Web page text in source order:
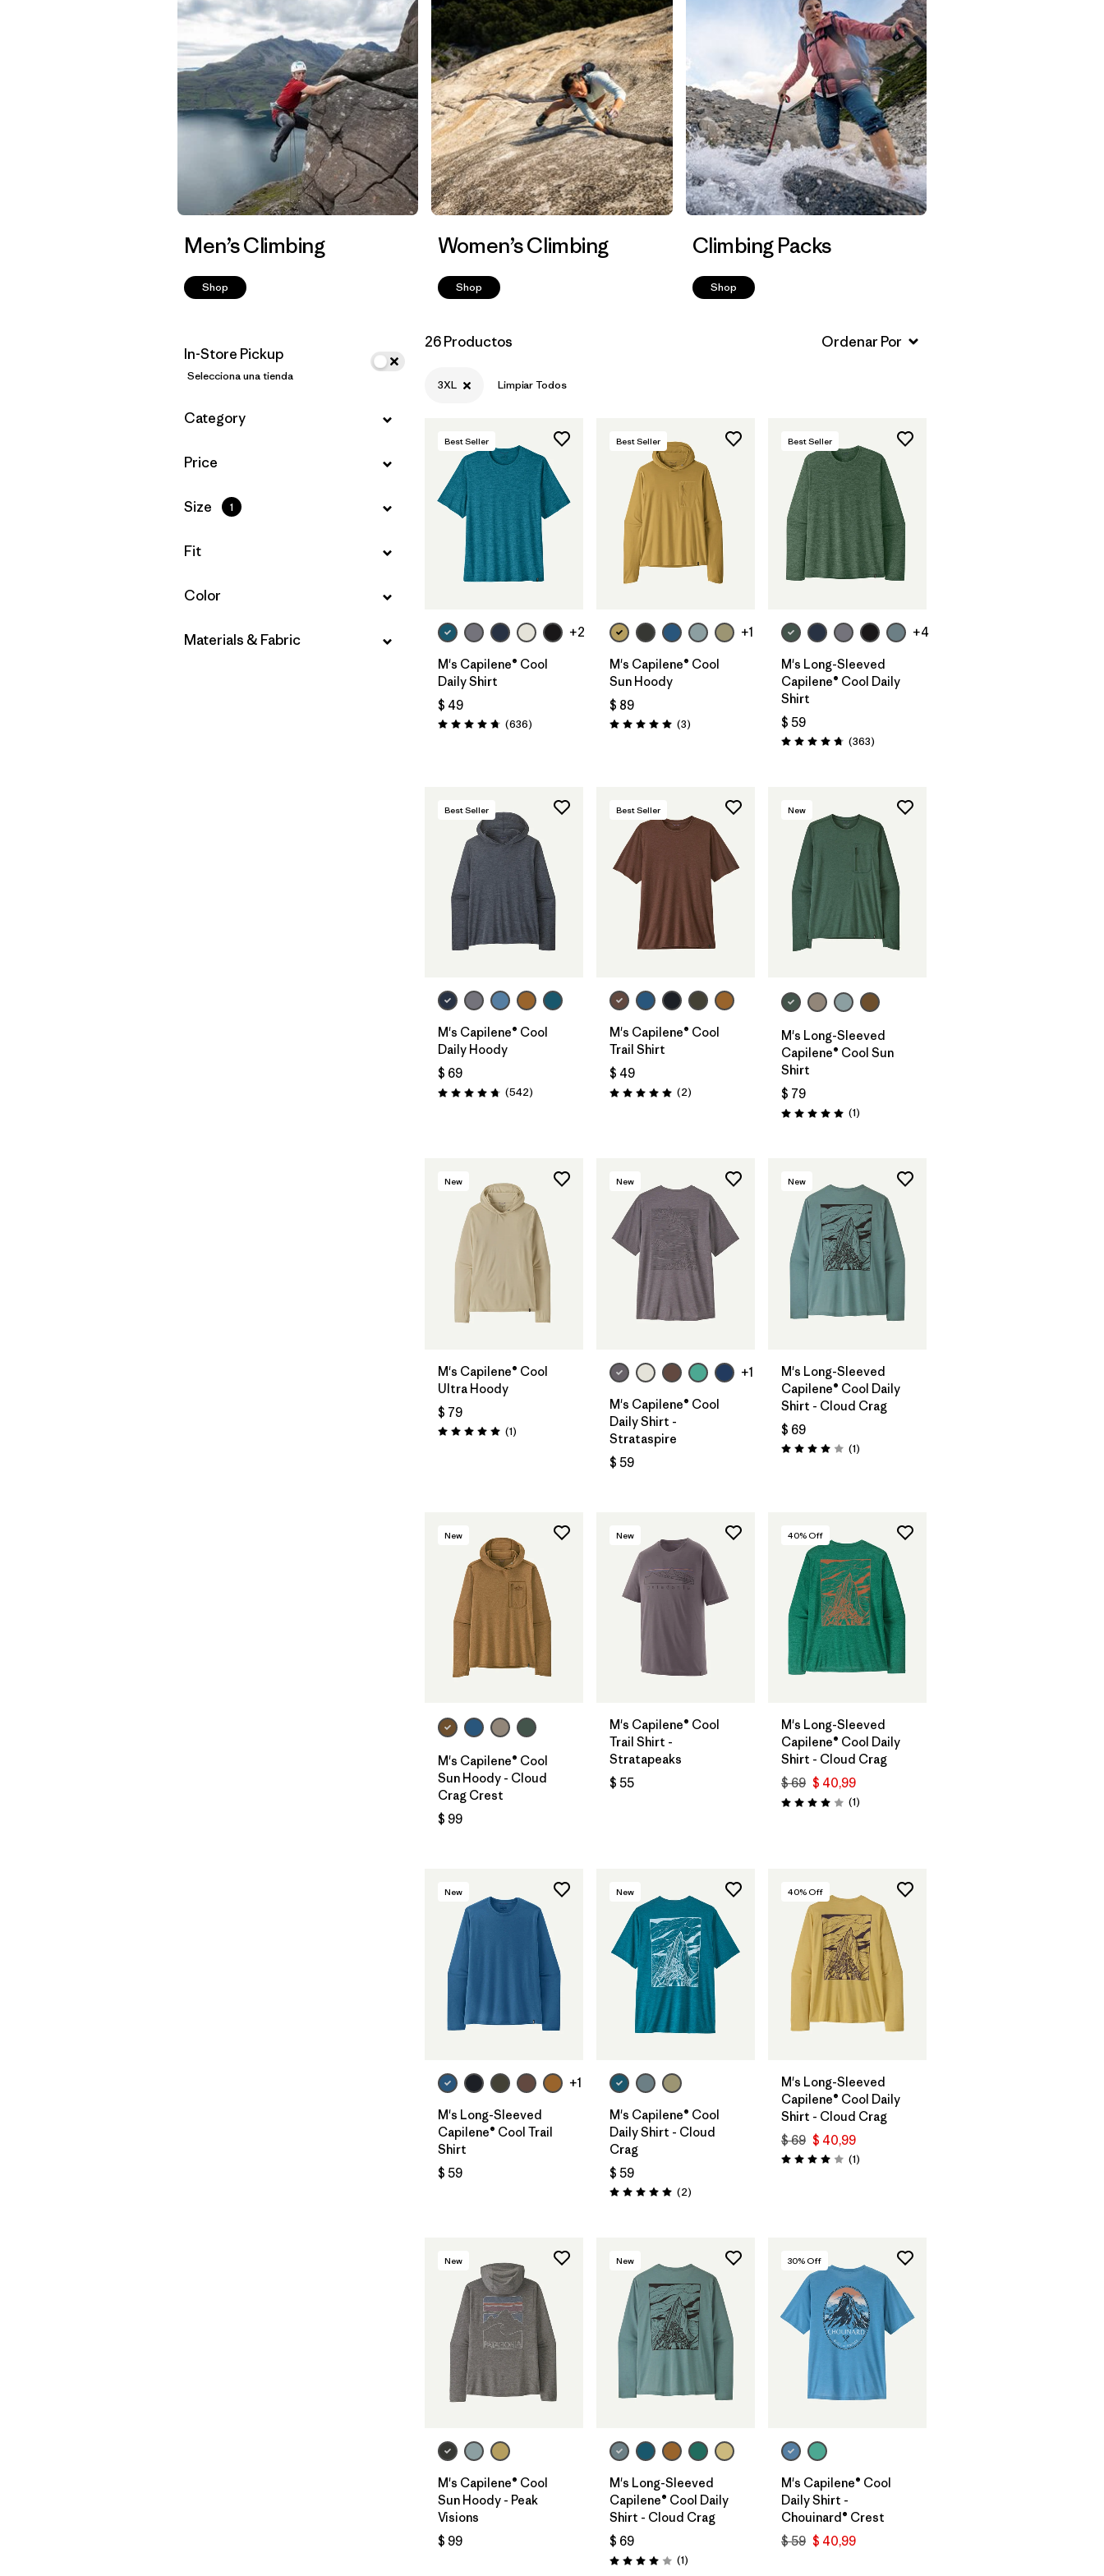
Men’s Climbing
Shop
Women’s Climbing
Shop
Climbing Packs
Shop
In-Store Pickup
Selecciona una tienda
Filtrar por
Category
Filtrar por
Price
Filtrar por
Size 1
Filtrar por
Fit
Filtrar por
Color
Filtrar por
Materials & Fabric
26 Productos
3XL Limpiar Todos
Best Seller
+2
M's Capilene® Cool
Daily Shirt
$ 49
Valoración: 4.7 / 5
(636Comentarios
)
Best Seller
+1
M's Capilene® Cool
Sun Hoody
$ 89
Valoración: 5.0 / 5
(3Comentarios
)
Best Seller
+4
M's Long-Sleeved
Capilene® Cool Daily
Shirt
$ 59
Valoración: 4.7 / 5
(363Comentarios
)
Best Seller
M's Capilene® Cool
Daily Hoody
$ 69
Valoración: 4.8 / 5
(542Comentarios
)
Best Seller
M's Capilene® Cool
Trail Shirt
$ 49
Valoración: 5.0 / 5
(2Comentarios
)
New
M's Long-Sleeved
Capilene® Cool Sun
Shirt
$ 79
Valoración: 5.0 / 5
(1Comentarios
)
New
M's Capilene® Cool
Ultra Hoody
$ 79
Valoración: 5.0 / 5
(1Comentarios
)
New
+1
M's Capilene® Cool
Daily Shirt -
Strataspire
$ 59
New
M's Long-Sleeved
Capilene® Cool Daily
Shirt - Cloud Crag
$ 69
Valoración: 4.0 / 5
(1Comentarios
)
New
M's Capilene® Cool
Sun Hoody - Cloud
Crag Crest
$ 99
New
M's Capilene® Cool
Trail Shirt -
Stratapeaks
$ 55
40% Off
M's Long-Sleeved
Capilene® Cool Daily
Shirt - Cloud Crag
$ 69 $ 40,99
Valoración: 4.0 / 5
(1Comentarios
)
New
+1
M's Long-Sleeved
Capilene® Cool Trail
Shirt
$ 59
New
M's Capilene® Cool
Daily Shirt - Cloud
Crag
$ 59
Valoración: 5.0 / 5
(2Comentarios
)
40% Off
M's Long-Sleeved
Capilene® Cool Daily
Shirt - Cloud Crag
$ 69 $ 40,99
Valoración: 4.0 / 5
(1Comentarios
)
New
M's Capilene® Cool
Sun Hoody - Peak
Visions
$ 99
New
M's Long-Sleeved
Capilene® Cool Daily
Shirt - Cloud Crag
$ 69
Valoración: 4.0 / 5
(1Comentarios
)
30% Off
M's Capilene® Cool
Daily Shirt -
Chouinard® Crest
$ 59 $ 40,99